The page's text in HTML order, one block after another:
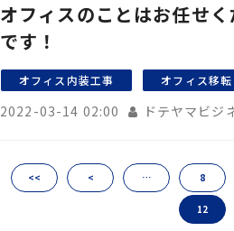
オフィスのことはお任せ
です！
オフィス内装工事 オフィス移転
2022-03-14 02:00 ドテヤマビ
<< < … 8
12